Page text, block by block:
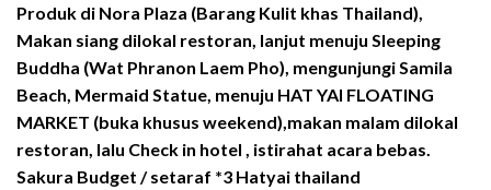
Produk di Nora Plaza (Barang Kulit khas Thailand),
Makan siang dilokal restoran, lanjut menuju Sleeping
Buddha (Wat Phranon Laem Pho), mengunjungi Samila
Beach, Mermaid Statue, menuju HAT YAI FLOATING
MARKET (buka khusus weekend),makan malam dilokal
restoran, lalu Check in hotel , istirahat acara bebas.
Sakura Budget / setaraf *3 Hatyai thailand